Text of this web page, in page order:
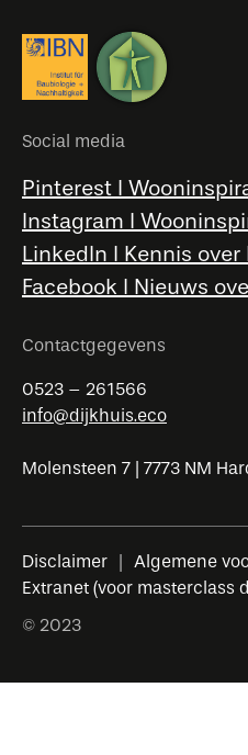
Social media
Pinterest l
Instagram l
LinkedIn l Kennis
Facebook l Nieuws
Contactgegevens
0523 – 261566
info@dijkhuis.eco
Molensteen 7 | 7773 NM
Disclaimer Algemene
Extranet (voor masterclass
© 2023